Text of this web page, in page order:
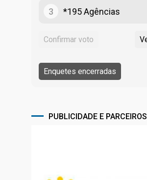
3 *195 Agências
PUBLICIDADE E PARCEIROS